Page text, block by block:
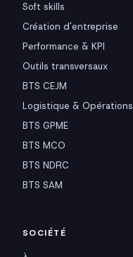
Soft skills
Création d'entreprise
Performance & KPI
Outils transversaux
BTS CEJM
Logistique & Opérations
BTS GPME
BTS MCO
BTS NDRC
BTS SAM
SOCIÉTÉ